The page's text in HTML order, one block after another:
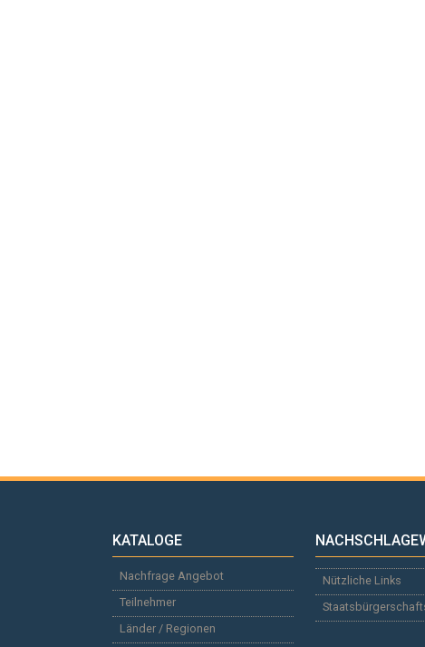
KATALOGE
Nachfrage Angebot
Teilnehmer
Länder / Regionen
Nützliche Links